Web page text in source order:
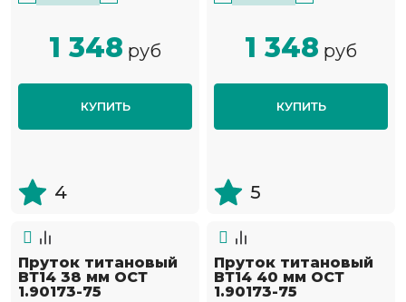
1 348 руб
КУПИТЬ
4
1 348 руб
КУПИТЬ
5
Пруток титановый
ВТ14 38 мм ОСТ
1.90173-75
Пруток титановый
ВТ14 40 мм ОСТ
1.90173-75